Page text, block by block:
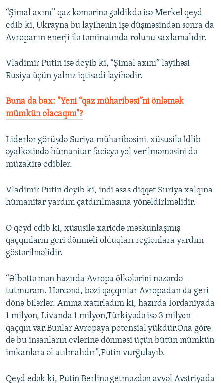
“Şimal axını” qaz kəmərinə gəldikdə isə Merkel qeyd
edib ki, Ukrayna bu layihənin işə düşməsindən sonra da
Avropanın enerji ilə təminatında rolunu saxlamalıdır.
Vladimir Putin isə deyib ki, “Şimal axını” layihəsi
Rusiya üçün yalnız iqtisadi layihədir.
Buna da bax: "Yeni “qaz müharibəsi”ni önləmək
mümkün olacaqmı"?
Liderlər görüşdə Suriya müharibəsini, xüsusilə İdlib
əyalkətində hümanitar faciəyə yol verilməməsini də
müzakirə ediblər.
Vladimir Putin deyib ki, indi əsas diqqət Suriya xalqına
hümanitar yardım çatdırılmasına yönəldirlməlidir.
O qeyd edib ki, xüsusilə xaricdə məskunlaşmış
qaçqınların geri dönməli olduqları regionlara yardım
göstərilməlidir.
“Əlbəttə mən hazırda Avropa ölkələrini nəzərdə
tutmuram. Hərcənd, bəzi qaçqınlar Avropadan da geri
dönə bilərlər. Amma xatırladım ki, hazırda İordaniyada
1 milyon, Livanda 1 milyon,Türkiyədə isə 3 milyon
qaçqın var.Bunlar Avropaya potensial yükdür.Ona görə
də bu insanların evlərinə dönməsi üçün bütün mümkün
imkanlara əl atılmalıdır”,Putin vurğulayıb.
Qeyd edək ki, Putin Berlinə getməzdən avvəl Avstriyada